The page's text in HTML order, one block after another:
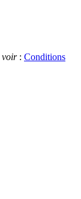
voir: Conditions